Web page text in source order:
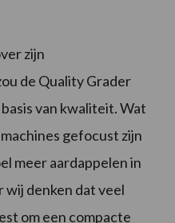
zijn
de Quality Grader
van kwaliteit. Wat
gefocust zijn
meer aardappelen in
wij denken dat veel
om een compacte